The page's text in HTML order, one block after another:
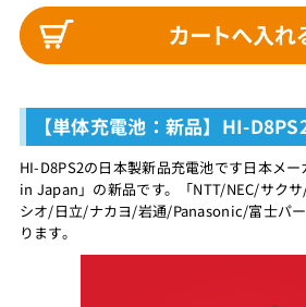
【単体充電池：新品】HI-
HI-D8PS2の日本製新品充電池です日本メ
in Japan」の新品です。「NTT/NEC/サク
シオ/日立/ナカヨ/岩通/Panasonic/富士パ
ります。